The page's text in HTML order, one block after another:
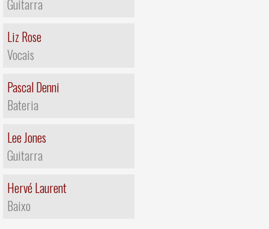
Guitarra
Liz Rose
Vocais
Pascal Denni
Bateria
Lee Jones
Guitarra
Hervé Laurent
Baixo